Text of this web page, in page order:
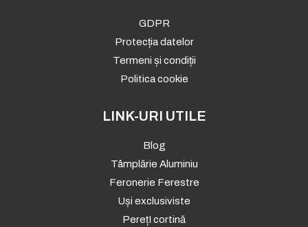
GDPR
Protecția datelor
Termeni și condiții
Politica cookie
LINK-URI UTILE
Blog
Tâmplărie Aluminiu
Feronerie Ferestre
Uși exclusiviste
PerețI cortină